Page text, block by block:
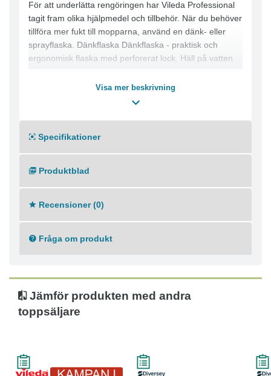
För att underlätta rengöringen har Vileda Professional
tagit fram olika hjälpmedel och tillbehör. När du behöver
tillföra mer fukt till mopparna, använd en dänk- eller
sprayflaska. Dänkflaska Dänkflaska - praktisk och
ergonomisk flaska med perforerat lock. Häll på vatten
Visa mer beskrivning
Specifikationer
Produktblad
Recensioner (0)
Fråga om produkt
Jämför produkten med andra
toppsäljare